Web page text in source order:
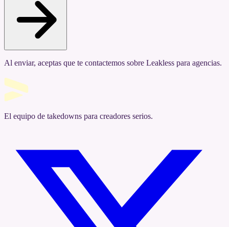
Al enviar, aceptas que te contactemos sobre Leakless para agencias.
El equipo de takedowns para creadores serios.